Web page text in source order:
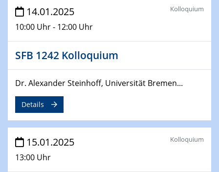
27.02.2025
WIN & CENIDE Seminar Series on 2D-
27.02.2025
Sfb-trr247-all Seminar
18.03.2025 - 19.03.2025
Kooperationsseminar
21.03.2025
EIC Pathfinder
EU funding for early stage scientific, technological or
14.01.2025
10:00 Uhr - 12:00 Uhr
Kolloquium
SFB 1242 Kolloquium
Dr. Alexander Steinhoff, Universität Bremen...
Details
15.01.2025
13:00 Uhr
Kolloquium